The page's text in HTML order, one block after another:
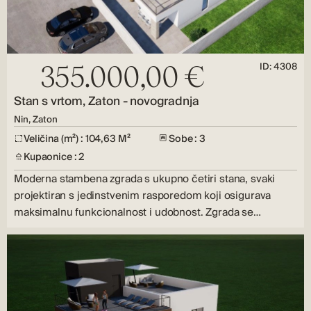
355.000,00 € ID: 4308
Stan s vrtom, Zaton - novogradnja
Nin, Zaton
Veličina (m²) : 104,63 M²
Sobe : 3
Kupaonice : 2
Moderna stambena zgrada s ukupno četiri stana, svaki
projektiran s jedinstvenim rasporedom koji osigurava
maksimalnu funkcionalnost i udobnost. Zgrada se…